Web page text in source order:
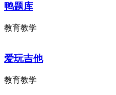
鸭题库
教育教学
爱玩吉他
教育教学